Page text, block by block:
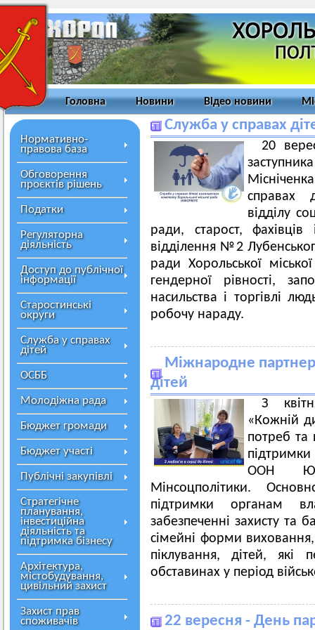
Головна Новини Відео новини
Нормативно-
правова база
Обговорення
проєктів рішень
Податки
Регуляторна
діяльність
Доступ до публічної
інформації
Старостинські
округи
Служба у справах
дітей
ОСББ
Молодіжна рада
Бюджет громади
Бюджет участі
Публічні закупівлі
Стратегічне
планування,
інвестиційна
діяльність та
підтримка бізнесу
Архітектура,
містобудування,
цивільний захист
Захист прав
споживачів
Служба у справах
20
справах
відділу
ради, старост, фахівців
відділення №2
ради Хорольської
гендерної рівності,
насильства і торгівлі
робочу нараду.
Міжнародне
дітей
З
«Кожній
потреб та
ООН
Мінсоцполітики.
підтримки органам
забезпеченні захисту та
сімейні форми виховання,
піклування, дітей, які
обставинах у період
22 вересня - День